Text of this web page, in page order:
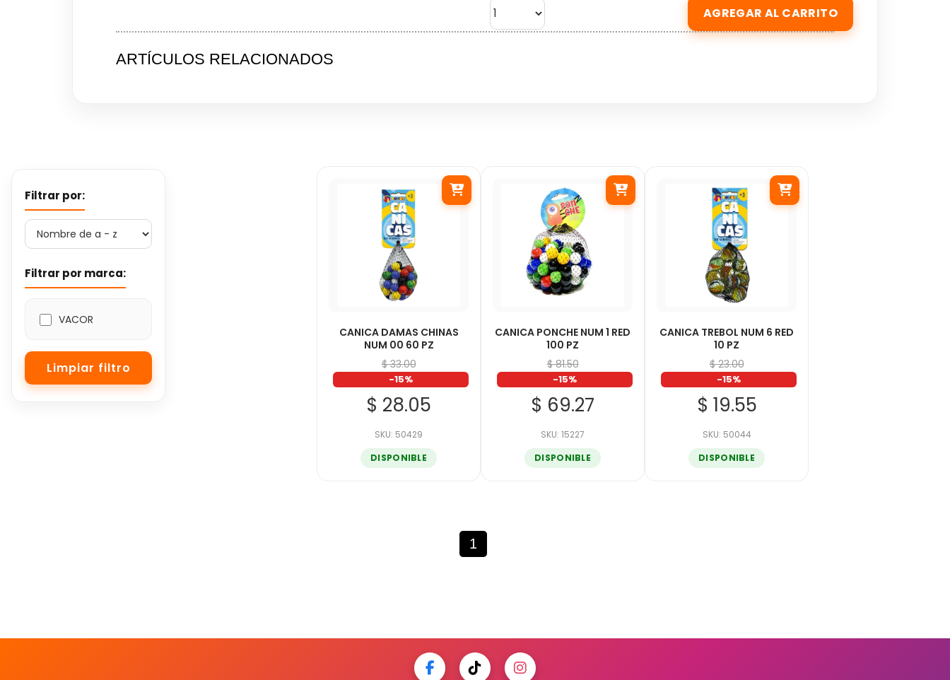
ARTÍCULOS RELACIONADOS
Filtrar por:
Filtrar por marca:
VACOR
CANICA DAMAS CHINAS
NUM 00 60 PZ
$ 33.00
-15%
$ 28.05
SKU: 50429
DISPONIBLE
CANICA PONCHE NUM 1 RED
100 PZ
$ 81.50
-15%
$ 69.27
SKU: 15227
DISPONIBLE
CANICA TREBOL NUM 6 RED
10 PZ
$ 23.00
-15%
$ 19.55
SKU: 50044
DISPONIBLE
1